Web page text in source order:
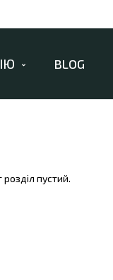
BLOG
пустий.